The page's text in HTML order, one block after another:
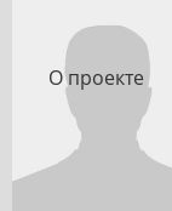
О проекте